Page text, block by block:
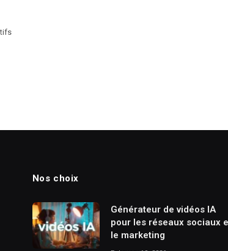
Nos choix
Générateur de vidéos IA
pour les réseaux sociaux
le marketing